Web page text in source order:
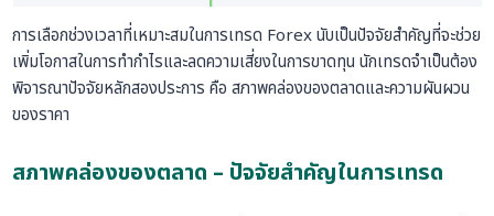
การเลือกช่วงเวลาที่เหมาะสมในการเทรด Forex นับเป็นปัจจัยสำคัญที่จะช่วย
เพิ่มโอกาสในการทำกำไรและลดความเสี่ยงในการขาดทุน นักเทรดจำเป็นต้อง
พิจารณาปัจจัยหลักสองประการ คือ สภาพคล่องของตลาดและความผันผวน
ของราคา
สภาพคล่องของตลาด – ปัจจัยสำคัญในการเทรด